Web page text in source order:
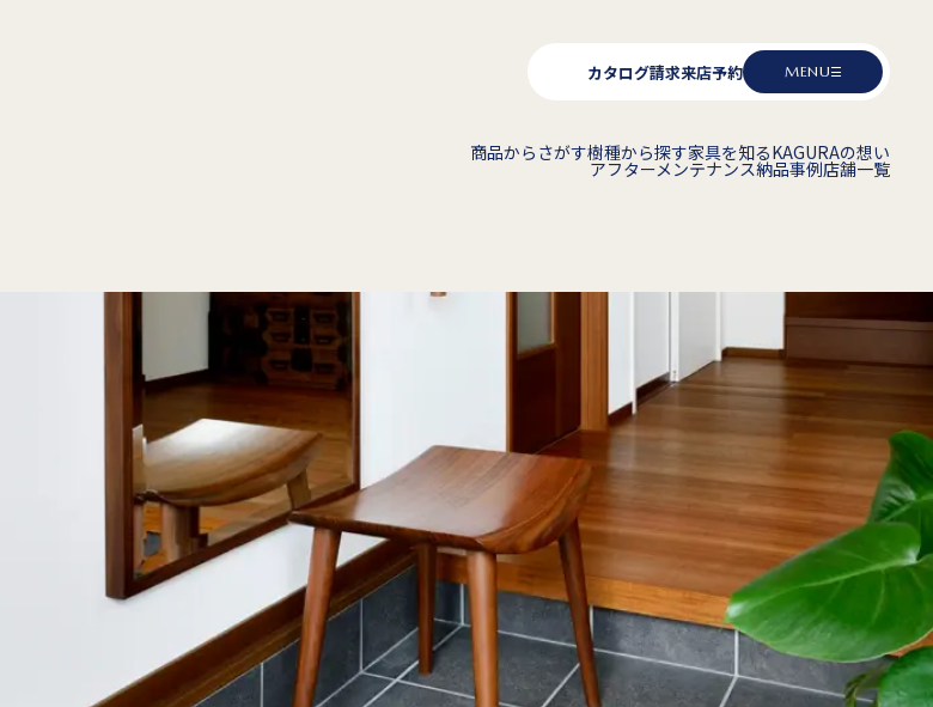
カタログ請求来店予約 MENU
商品からさがす樹種から探す家具を知るKAGURAの想い
アフターメンテナンス納品事例店舗一覧